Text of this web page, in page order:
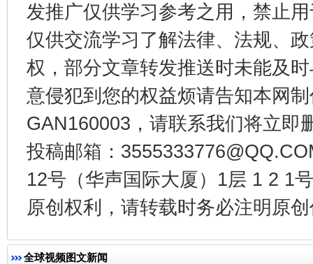
发推广仅供学习参考之用，禁止
仅供交流学习了解法律、法规、
权，部分文章转发推送时未能及
意侵犯到您的权益烦请告知本网
GAN160003，请联系我们将立即
投稿邮箱：
12号（华声国际大厦）1层 1 2 1
原创权利，请转载时务必注明原
全球视频图文新闻
千年窑火 生生不息 一